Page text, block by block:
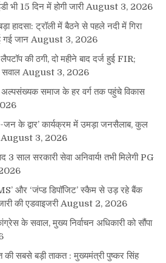
भी 15 दिन में होगी जारी August 3, 2026
हादसा: ट्रॉली में बैठने से पहले नदी में गिरा
गई जान August 3, 2026
की ठगी, दो महीने बाद दर्ज हुई FIR;
सवाल August 3, 2026
समाज के हर वर्ग तक पहुंचे विकास
के द्वार’ कार्यक्रम में उमड़ा जनसैलाब, कुल
August 3, 2026
साल सरकारी सेवा अनिवार्य! तभी मिलेगी PG
और ‘जंप्ड डिपॉजिट’ स्कैम से उड़ रहे बैंक
की एडवाइजरी August 2, 2026
के सवाल, मुख्य निर्वाचन अधिकारी को सौंपा
की सबसे बड़ी ताकत : मुख्यमंत्री पुष्कर सिंह